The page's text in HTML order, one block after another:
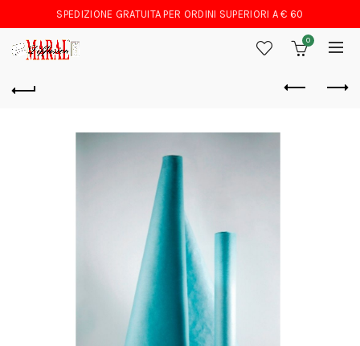
SPEDIZIONE GRATUITA PER ORDINI SUPERIORI A € 60
0